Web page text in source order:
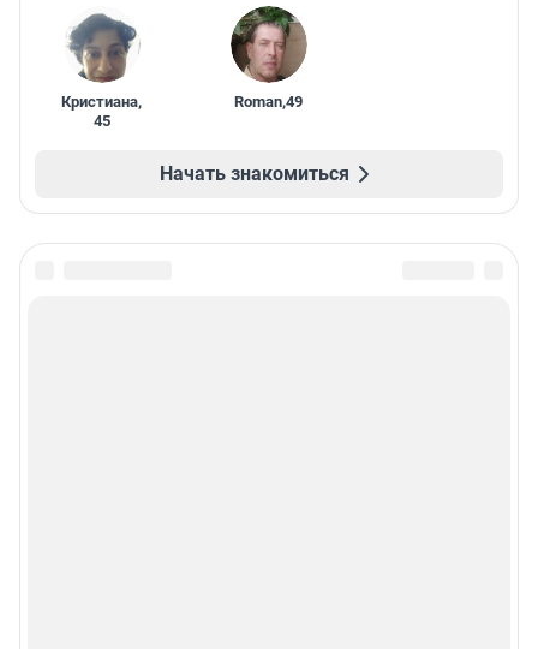
Кристиана,
45
Roman,49
Начать знакомиться